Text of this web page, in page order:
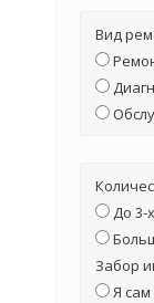
Вид
До 3-х
Забор
Я